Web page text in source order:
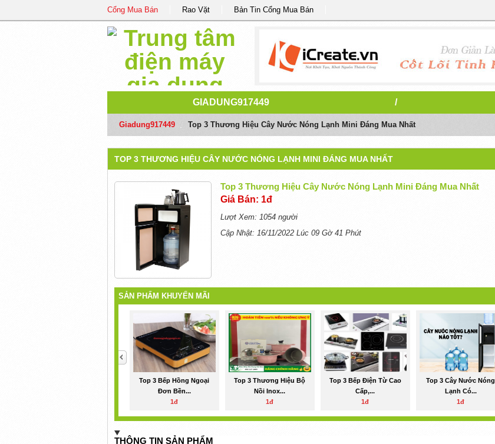
Cổng Mua Bán Rao Vặt Bản Tin Cổng Mua Bán
GIADUNG917449 /
Giadung917449 Top 3 Thương Hiệu Cây Nước Nóng Lạnh Mini Đáng Mua Nhất
TOP 3 THƯƠNG HIỆU CÂY NƯỚC NÓNG LẠNH MINI ĐÁNG MUA NHẤT
Top 3 Thương Hiệu Cây Nước Nóng Lạnh Mini Đáng Mua Nhất
Giá Bán: 1đ
Lượt Xem: 1054 người
Cập Nhật: 16/11/2022 Lúc 09 Gờ 41 Phút
SẢN PHẨM KHUYẾN MÃI
Top 3 Bếp Hồng Ngoại
Đơn Bền...
1đ
Top 3 Thương Hiệu Bộ
Nồi Inox...
1đ
Top 3 Bếp Điện Từ Cao
Cấp,...
1đ
Top 3 Cây Nước Nóng
Lạnh Có...
1đ
THÔNG TIN SẢN PHẨM